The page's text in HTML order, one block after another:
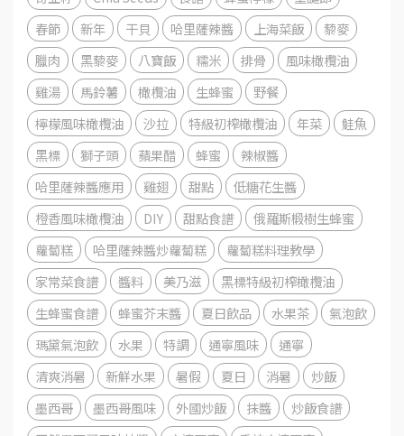
春節
新年 干貝 哈里薩辣醬 上海菜飯
藜麥
臘肉
黑藜麥 八寶飯 糯米 排骨
風味橄欖油
雞湯
馬鈴薯 橄欖油 生蜂蜜
野餐
檸檬風味橄欖油
沙拉 特級初榨橄欖油 年菜
鮭魚
黑標
獅子頭 蘋果醋 蜂蜜
辣椒醬
哈里薩辣醬應用
雞翅 甜點
低糖花生醬
橙香風味橄欖油
DIY 甜點食譜
俄羅斯椴樹生蜂蜜
蘿蔔糕
哈里薩辣醬炒蘿蔔糕
蘿蔔糕料理教學
家常菜食譜
醬料 美乃滋
黑標特級初榨橄欖油
生蜂蜜食譜
蜂蜜芥末醬 夏日飲品 水果茶
氣泡飲
瑪黛氣泡飲
水果 特調 通寧風味
通寧
清爽消暑
新鮮水果 暑假 夏日 消暑
炒飯
墨西哥
墨西哥風味 外國炒飯 抹醬
炒飯食譜